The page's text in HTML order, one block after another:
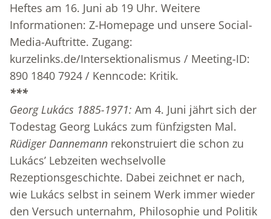
Heftes am 16. Juni ab 19 Uhr. Weitere
Informationen: Z-Homepage und unsere Social-
Media-Auftritte. Zugang:
kurzelinks.de/Intersektionalismus / Meeting-ID:
890 1840 7924 / Kenncode: Kritik.
***
Georg Lukács 1885-1971: Am 4. Juni jährt sich der
Todestag Georg Lukács zum fünfzigsten Mal.
Rüdiger Dannemann rekonstruiert die schon zu
Lukács’ Lebzeiten wechselvolle
Rezeptionsgeschichte. Dabei zeichnet er nach,
wie Lukács selbst in seinem Werk immer wieder
den Versuch unternahm, Philosophie und Politik